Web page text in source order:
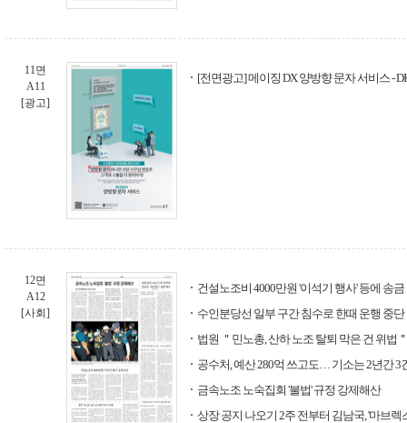
11면
A11
[광고]
[전면광고] 메이징 DX 양방향 문자 서비스 -
12면
A12
[사회]
건설노조비 4000만원 '이석기 행사' 등에 송금
수인분당선 일부 구간 침수로 한때 운행 중단
법원 ＂민노총, 산하 노조 탈퇴 막은 건 위법＂
공수처, 예산 280억 쓰고도… 기소는 2년간 3
금속노조 노숙집회 '불법' 규정 강제해산
상장 공지 나오기 2주 전부터 김남국, '마브렉